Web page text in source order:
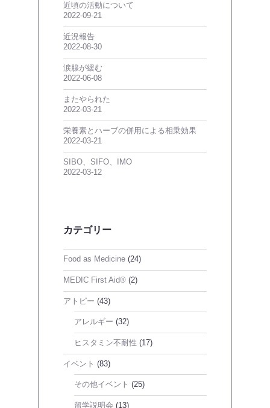
近頃の活動について
2022-09-21
近況報告
2022-08-30
涙腺が緩む
2022-06-08
またやられた
2022-03-21
栄養素とハーブの併用による相乗効果
2022-03-21
SIBO、SIFO、IMO
2022-03-12
カテゴリー
Food as Medicine (24)
MEDIC First Aid® (2)
アトピー (43)
アレルギー (32)
ヒスタミン不耐性 (17)
イベント (83)
その他イベント (25)
留学説明会 (13)